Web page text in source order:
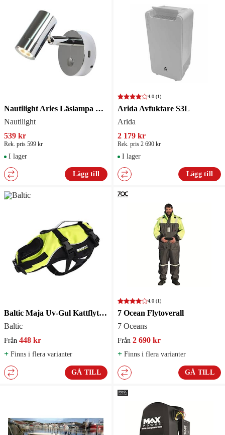
Nautilight Aries Läslampa Usb-C
Nautilight
539 kr
Rek. pris 599 kr
I lager
Lägg till
4.0 (1)
Arida Avfuktare S3L
Arida
2 179 kr
Rek. pris 2 690 kr
I lager
Lägg till
Baltic Maja Uv-Gul Kattflytväst
Baltic
Från 448 kr
+ Finns i flera varianter
GÅ TILL
4.0 (1)
7 Ocean Flytoverall
7 Oceans
Från 2 690 kr
+ Finns i flera varianter
GÅ TILL